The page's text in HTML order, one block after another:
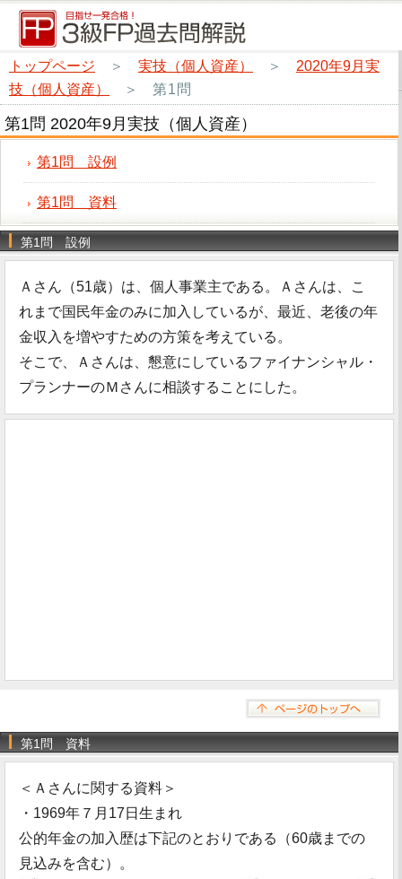
トップページ ＞ 実技（個人資産） ＞ 2020年9月実
技（個人資産）
＞ 第1問
第1問 2020年9月実技（個人資産）
第1問 設例
第1問 資料
第1問 設例
Ａさん（51歳）は、個人事業主である。Ａさんは、こ
れまで国民年金のみに加入しているが、最近、老後の年
金収入を増やすための方策を考えている。
そこで、Ａさんは、懇意にしているファイナンシャル・
プランナーのＭさんに相談することにした。
第1問 資料
＜Ａさんに関する資料＞
・1969年７月17日生まれ
公的年金の加入歴は下記のとおりである（60歳までの
見込みを含む）。